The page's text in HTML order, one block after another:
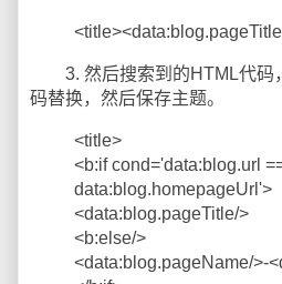
3. 然后搜索到的HTML代码
码替换，然后保存主题。
<title>
<b:if cond='data:blog.url
data:blog.homepageUrl'>
<data:blog.pageTitle/>
<b:else/>
<data:blog.pageName/>-